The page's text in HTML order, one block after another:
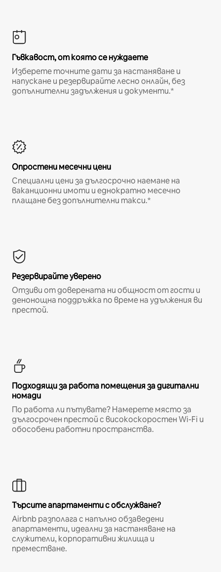
Гъвкавост, от която се нуждаете
Изберете точните дати за настаняване и
напускане и резервирайте лесно онлайн, без
допълнителни задължения и документи.*
Опростени месечни цени
Специални цени за дългосрочно наемане на
ваканционни имоти и еднократно месечно
плащане без допълнителни такси.*
Резервирайте уверено
Отзиви от доверената ни общност от гости и
денонощна поддръжка по време на удължения ви
престой.
Подходящи за работа помещения за дигитални
номади
По работа ли пътувате? Намерете място за
дългосрочен престой с високоскоростен Wi-Fi и
обособени работни пространства.
Търсите апартаменти с обслужване?
Airbnb разполага с напълно обзаведени
апартаменти, идеални за настаняване на
служители, корпоративни жилища и
преместване.